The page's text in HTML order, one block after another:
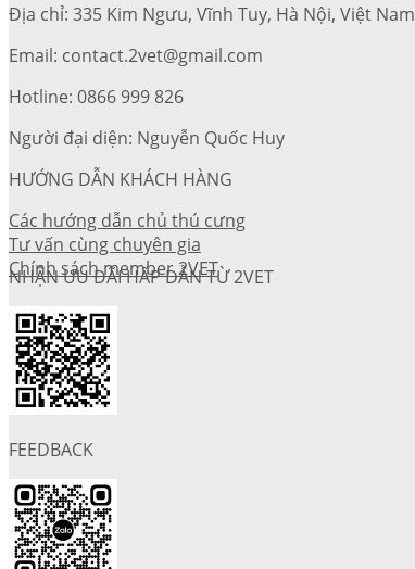
Địa chỉ: 335 Kim Ngưu, Vĩnh Tuy, Hà Nội, Việt Nam
Email: contact.2vet@gmail.com
Hotline: 0866 999 826
Người đại diện: Nguyễn Quốc Huy
HƯỚNG DẪN KHÁCH HÀNG
Các hướng dẫn chủ thú cưng
Tư vấn cùng chuyên gia
Chính sách member 2VET
NHẬN ƯU ĐÃI HẤP DẪN TỪ 2VET
FEEDBACK